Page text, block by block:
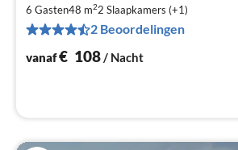
6 Gasten48 m22 Slaapkamers (+1)
2 Beoordelingen
vanaf€ 108/ Nacht